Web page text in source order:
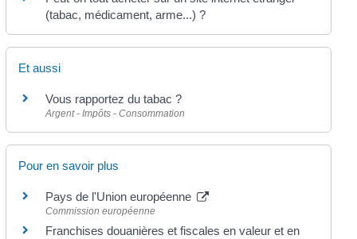
(tabac, médicament, arme...) ?
Et aussi
Vous rapportez du tabac ?
Argent - Impôts - Consommation
Pour en savoir plus
Pays de l'Union européenne
Commission européenne
Franchises douanières et fiscales en valeur et en